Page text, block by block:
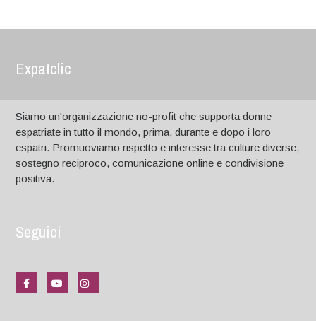
Expatclic
Siamo un'organizzazione no-profit che supporta donne
espatriate in tutto il mondo, prima, durante e dopo i loro
espatri. Promuoviamo rispetto e interesse tra culture diverse,
sostegno reciproco, comunicazione online e condivisione
positiva.
Seguici